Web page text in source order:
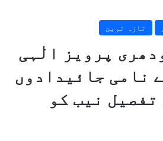
تازہ ترین
پرویز الٰہی
نامی جائیدادوں
نیب کو